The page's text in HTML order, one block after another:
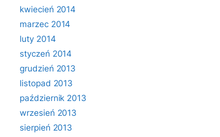
kwiecień 2014
marzec 2014
luty 2014
styczeń 2014
grudzień 2013
listopad 2013
październik 2013
wrzesień 2013
sierpień 2013